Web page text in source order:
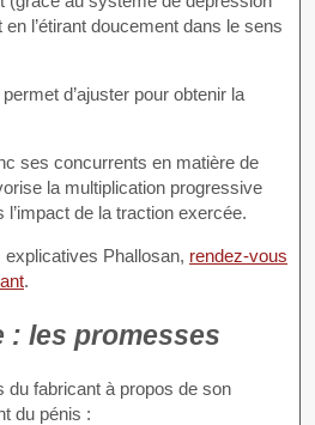
l’étirant doucement dans le sens
d’ajuster pour obtenir la
ses concurrents en matière de
la multiplication progressive
de la traction exercée.
Phallosan, rendez-vous
.
: les promesses
fabricant à propos de son
du pénis :